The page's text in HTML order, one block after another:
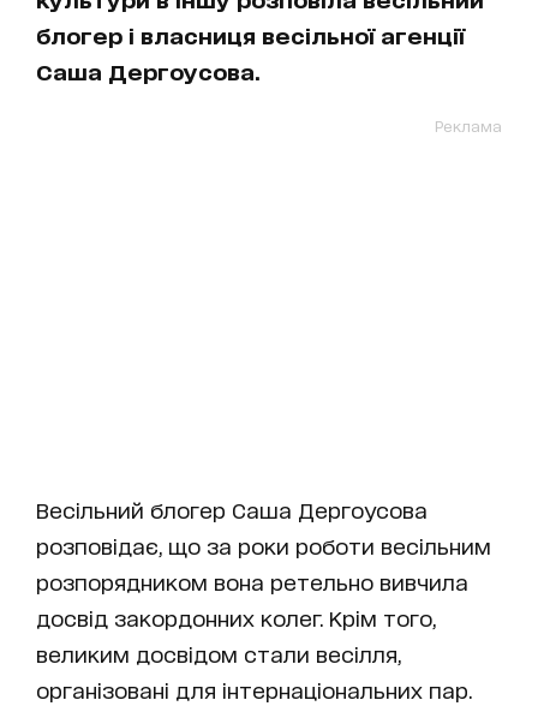
блогер і власниця весільної агенції
Саша Дергоусова.
Реклама
Весільний блогер Саша Дергоусова
розповідає, що за роки роботи весільним
розпорядником вона ретельно вивчила
досвід закордонних колег. Крім того,
великим досвідом стали весілля,
організовані для інтернаціональних пар.